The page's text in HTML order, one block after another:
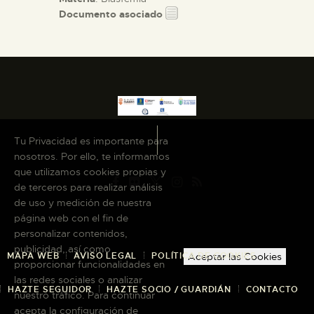
Documento asociado
MAPA WEB AVISO LEGAL POLÍTICA DE COOKIES
HAZTE SEGUIDOR HAZTE SOCIO / GUARDIÁN CONTACTO
Tu Privacidad es importante para
nosotros. Por ello, te informamos
que utilizamos cookies propias y
de terceros para realizar análisis
de uso y medición de nuestra
página web con el fin de
personalizar contenidos,
publicidad, así como
proporcionar funcionalidades en
las redes sociales o analizar
nuestro tráfico. Para continuar
acepta la configuración de
Aceptar las Cookies